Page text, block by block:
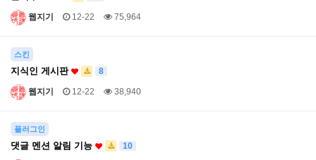
웹지기 12-22 75,964
스킨
지식인 게시판 8
웹지기 12-22 38,940
플러그인
댓글 멘션 알림 기능 10